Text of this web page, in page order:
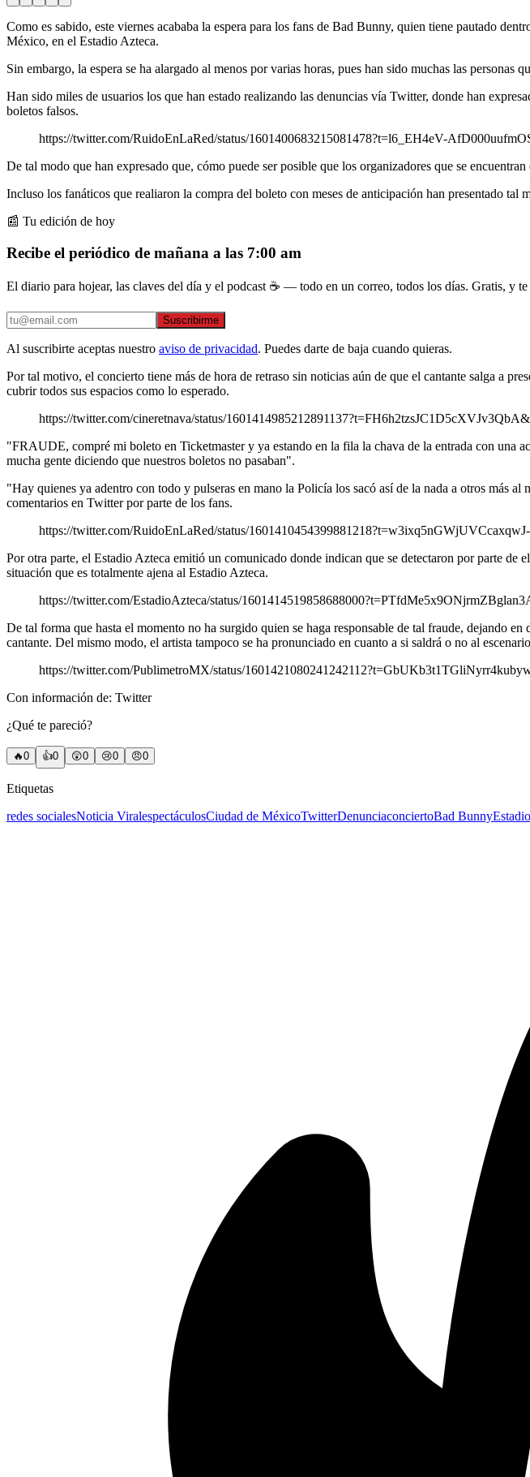
Como es sabido, este viernes acababa la espera para los fans de Bad Bunny, quien tiene pautado
México, en el Estadio Azteca.
Sin embargo, la espera se ha alargado al menos por varias horas, pues han sido muchas las
Han sido miles de usuarios los que han estado realizando las denuncias vía Twitter, donde han
boletos falsos.
https://twitter.com/RuidoEnLaRed/status/1601400683215081478?t=l6_EH4eV-
De tal modo que han expresado que, cómo puede ser posible que los organizadores que se
Incluso los fanáticos que realiaron la compra del boleto con meses de anticipación han presentado tal
📰 Tu edición de hoy
Recibe el periódico de mañana a las 7:00 am
El diario para hojear, las claves del día y el podcast ☕ — todo en un correo, todos los días. Gratis, y
Suscribirme
Al suscribirte aceptas nuestro aviso de privacidad. Puedes darte de baja cuando quieras.
Por tal motivo, el concierto tiene más de hora de retraso sin noticias aún de que el cantante salga a
cubrir todos sus espacios como lo esperado.
https://twitter.com/cineretnava/status/
"FRAUDE, compré mi boleto en Ticketmaster y ya estando en la fila la chava de la entrada con una
mucha gente diciendo que nuestros boletos no pasaban".
"Hay quienes ya adentro con todo y pulseras en mano la Policía los sacó así de la nada a otros más
comentarios en Twitter por parte de los fans.
https://twitter.com/RuidoEnLaRed/status/
Por otra parte, el Estadio Azteca emitió un comunicado donde indican que se detectaron por parte
situación que es totalmente ajena al Estadio Azteca.
https://twitter.com/EstadioAzteca/status/
De tal forma que hasta el momento no ha surgido quien se haga responsable de tal fraude, dejando
cantante. Del mismo modo, el artista tampoco se ha pronunciado en cuanto a si saldrá o no al
https://twitter.com/PublimetroMX/status/
Con información de: Twitter
¿Qué te pareció?
🔥0 👍0 😲0 😢0 😠0
Etiquetas
redes socialesNoticia ViralespectáculosCiudad de MéxicoTwitterDenunciaconciertoBad Bunny